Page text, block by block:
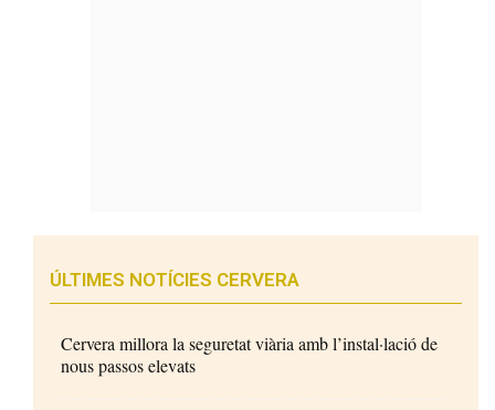
ÚLTIMES NOTÍCIES CERVERA
Cervera millora la seguretat viària amb l’instal·lació de
nous passos elevats